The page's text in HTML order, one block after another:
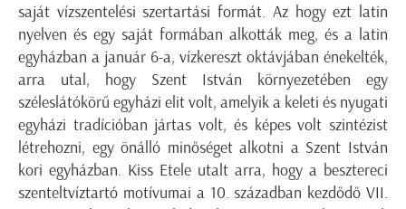
saját vízszentelési szertartási formát. Az hogy ezt latin
nyelven és egy saját formában alkották meg, és a latin
egyházban a január 6-a, vízkereszt oktávjában énekelték,
arra utal, hogy Szent István környezetében egy
széleslátókörű egyházi elit volt, amelyik a keleti és nyugati
egyházi tradícióban jártas volt, és képes volt szintézist
létrehozni, egy önálló minőséget alkotni a Szent István
kori egyházban. Kiss Etele utalt arra, hogy a besztereci
szenteltvíztartó motívumai a 10. században kezdődő VII.